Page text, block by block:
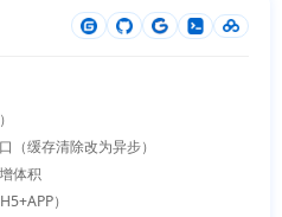
（缓存清除改为异步）
体积
）